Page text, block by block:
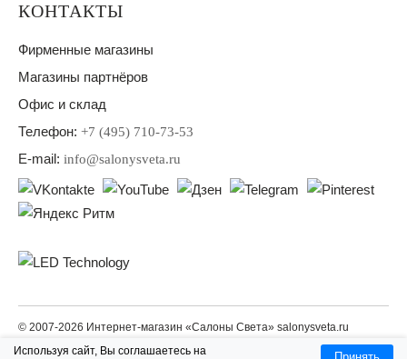
КОНТАКТЫ
Фирменные магазины
Магазины партнёров
Офис и склад
Телефон: +7 (495) 710-73-53
E-mail: info@salonysveta.ru
© 2007-2026 Интернет-магазин «Салоны Света» salonysveta.ru
LED TECHNOLOGY — светодиодное освещение для дома и офиса
Используя сайт, Вы соглашаетесь на